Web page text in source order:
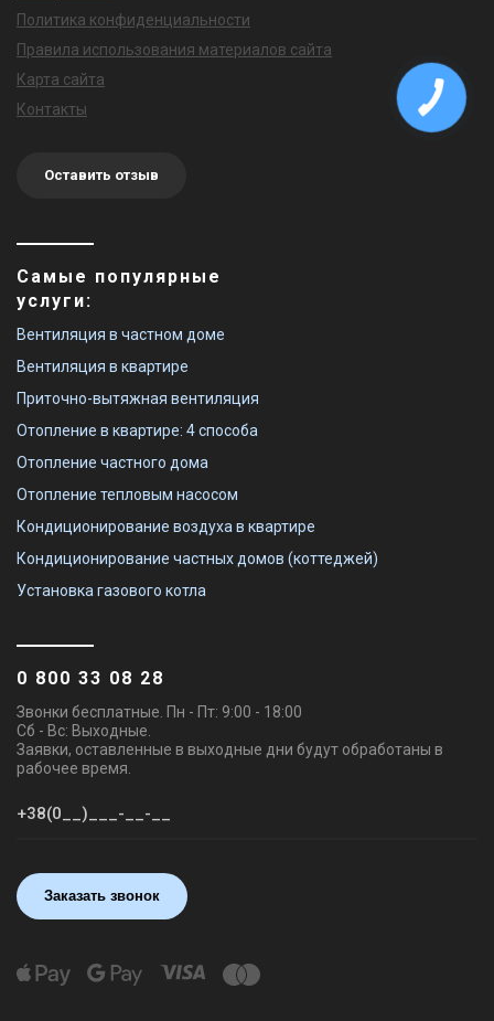
Политика конфиденциальности
Правила использования материалов сайта
Карта сайта
Контакты
Оставить отзыв
Самые популярные
услуги:
Вентиляция в частном доме
Вентиляция в квартире
Приточно-вытяжная вентиляция
Отопление в квартире: 4 способа
Отопление частного дома
Отопление тепловым насосом
Кондиционирование воздуха в квартире
Кондиционирование частных домов (коттеджей)
Установка газового котла
0 800 33 08 28
Звонки бесплатные. Пн - Пт: 9:00 - 18:00
Сб - Вс: Выходные.
Заявки, оставленные в выходные дни будут обработаны в
рабочее время.
Заказать звонок